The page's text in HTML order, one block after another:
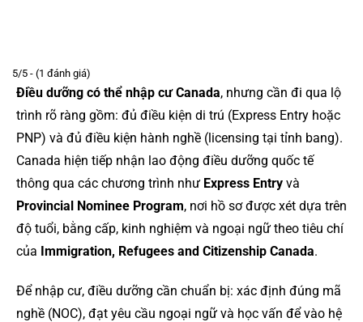
5/5 - (1 đánh giá)
Điều dưỡng có thể nhập cư Canada, nhưng cần đi qua lộ
trình rõ ràng gồm: đủ điều kiện di trú (Express Entry hoặc
PNP) và đủ điều kiện hành nghề (licensing tại tỉnh bang).
Canada hiện tiếp nhận lao động điều dưỡng quốc tế
thông qua các chương trình như Express Entry và
Provincial Nominee Program, nơi hồ sơ được xét dựa trên
độ tuổi, bằng cấp, kinh nghiệm và ngoại ngữ theo tiêu chí
của Immigration, Refugees and Citizenship Canada.
Để nhập cư, điều dưỡng cần chuẩn bị: xác định đúng mã
nghề (NOC), đạt yêu cầu ngoại ngữ và học vấn để vào hệ